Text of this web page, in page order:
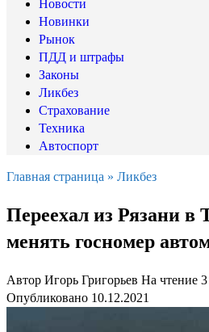
Новости
Новинки
Рынок
ПДД и штрафы
Законы
Ликбез
Страхование
Техника
Автоспорт
Главная страница » Ликбез
Переехал из Рязани в
менять госномер
Автор Игорь Григорьев На чтение
Опубликовано 10.12.2021